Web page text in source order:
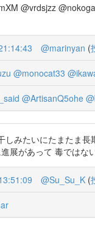
@vrdsjzz
@marinyan (
@monocat33
@ArtisanQ5ohe
しみたいにたまたま
展があって 毒では
@Su_Su_K (